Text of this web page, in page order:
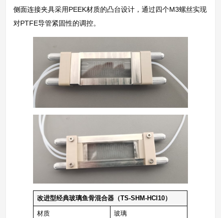
侧面连接夹具采用PEEK材质的凸台设计，通过四个M3螺丝实现
对PTFE导管紧固性的调控。
改进型经典玻璃鱼骨混合器（TS-SHM-HCI10）
材质 玻璃